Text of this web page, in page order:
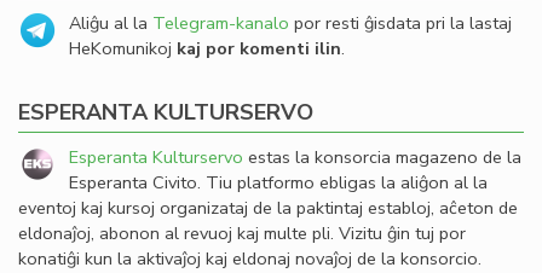
Aliĝu al la Telegram-kanalo por resti ĝisdata pri la lastaj
HeKomunikoj kaj por komenti ilin.
ESPERANTA KULTURSERVO
Esperanta Kulturservo estas la konsorcia magazeno de la
Esperanta Civito. Tiu platformo ebligas la aliĝon al la
eventoj kaj kursoj organizataj de la paktintaj establoj, aĉeton de
eldonaĵoj, abonon al revuoj kaj multe pli. Vizitu ĝin tuj por
konatiĝi kun la aktivaĵoj kaj eldonaj novaĵoj de la konsorcio.